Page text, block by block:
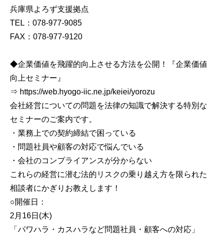
兵庫県よろず支援拠点
TEL：078-977-9085
FAX：078-977-9120
◆企業価値を飛躍的向上させる方法を公開！『企業価値
向上セミナー』
⇒ https://web.hyogo-iic.ne.jp/keiei/yorozu
会社経営についての問題を法律の知識で解決する特別な
セミナーのご案内です。
・業務上での契約締結で困っている
・問題社員や顧客の対応で悩んでいる
・会社のコンプライアンスが分からない
これらの経営に潜む法的リスクの乗り越え方を限られた
相談者にかぎりお教えします！
○開催日：
2月16日(木)
「パワハラ・カスハラなど問題社員・顧客への対応」